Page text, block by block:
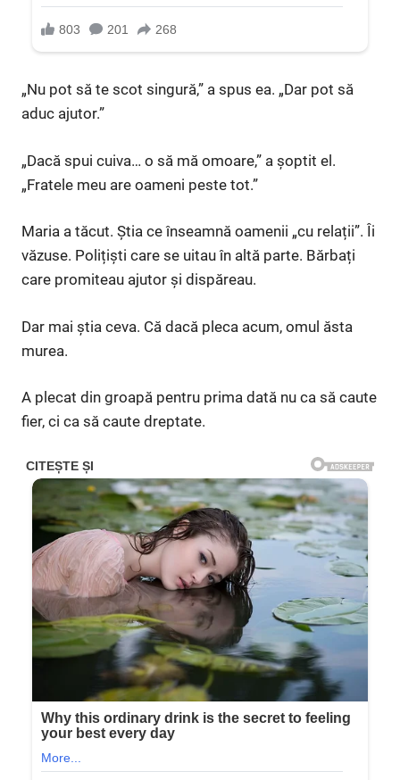
„Nu pot să te scot singură,” a spus ea. „Dar pot să
aduc ajutor.”
„Dacă spui cuiva… o să mă omoare,” a șoptit el.
„Fratele meu are oameni peste tot.”
Maria a tăcut. Știa ce înseamnă oamenii „cu relații”. Îi
văzuse. Polițiști care se uitau în altă parte. Bărbați
care promiteau ajutor și dispăreau.
Dar mai știa ceva. Că dacă pleca acum, omul ăsta
murea.
A plecat din groapă pentru prima dată nu ca să caute
fier, ci ca să caute dreptate.